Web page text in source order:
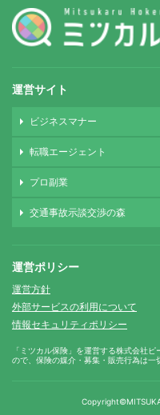
運営サイト
ビジネスマナー
転職エージェント
プロ副業
交通事故示談交渉の森
運営ポリシー
運営方針
外部サービスの利用について
情報セキュリティポリシー
「ミツカル保険」を運営する株式会社
ので、保険の媒介・募集・販売行為は一